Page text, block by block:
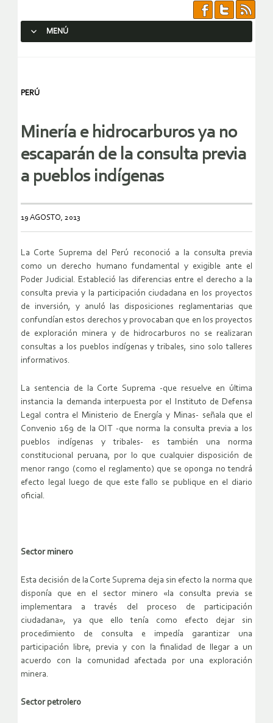
MENÚ
PERÚ
Minería e hidrocarburos ya no
escaparán de la consulta previa
a pueblos indígenas
19 AGOSTO, 2013
La Corte Suprema del Perú reconoció a la consulta previa
como un derecho humano fundamental y exigible ante el
Poder Judicial. Estableció las diferencias entre el derecho a la
consulta previa y la participación ciudadana en los proyectos
de inversión, y anuló las disposiciones reglamentarias que
confundían estos derechos y provocaban que en los proyectos
de exploración minera y de hidrocarburos no se realizaran
consultas a los pueblos indígenas y tribales, sino solo talleres
informativos.
La sentencia de la Corte Suprema -que resuelve en última
instancia la demanda interpuesta por el Instituto de Defensa
Legal contra el Ministerio de Energía y Minas- señala que el
Convenio 169 de la OIT -que norma la consulta previa a los
pueblos indígenas y tribales- es también una norma
constitucional peruana, por lo que cualquier disposición de
menor rango (como el reglamento) que se oponga no tendrá
efecto legal luego de que este fallo se publique en el diario
oficial.
Sector minero
Esta decisión de la Corte Suprema deja sin efecto la norma que
disponía que en el sector minero «la consulta previa se
implementara a través del proceso de participación
ciudadana», ya que ello tenía como efecto dejar sin
procedimiento de consulta e impedía garantizar una
participación libre, previa y con la finalidad de llegar a un
acuerdo con la comunidad afectada por una exploración
minera.
Sector petrolero